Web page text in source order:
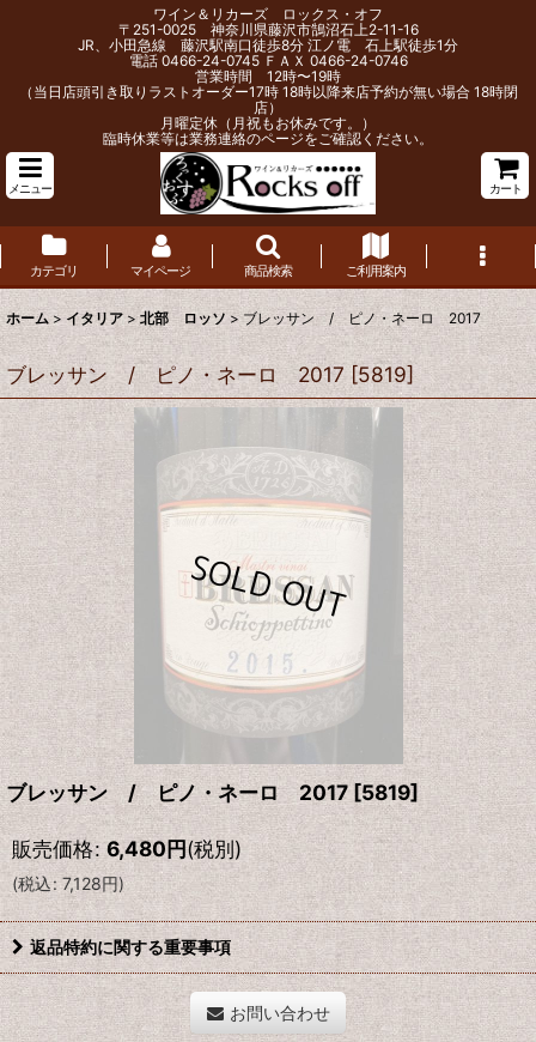
ワイン＆リカーズ ロックス・オフ
〒251-0025 神奈川県藤沢市鵠沼石上2-11-16
JR、小田急線 藤沢駅南口徒歩8分 江ノ電 石上駅徒歩1分
電話 0466-24-0745 ＦＡＸ 0466-24-0746
営業時間 12時〜19時
（当日店頭引き取りラストオーダー17時 18時以降来店予約が無い場合 18時閉
店）
月曜定休（月祝もお休みです。）
臨時休業等は業務連絡のページをご確認ください。
メニュー カート
カテゴリ マイページ 商品検索 ご利用案内
ホーム > イタリア > 北部 ロッソ > ブレッサン / ピノ・ネーロ 2017
ブレッサン / ピノ・ネーロ 2017 [5819]
ブレッサン / ピノ・ネーロ 2017 [5819]
販売価格: 6,480円(税別)
(税込: 7,128円)
返品特約に関する重要事項
お問い合わせ